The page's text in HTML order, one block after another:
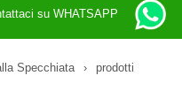
su WHATSAPP
Specchiata › prodotti